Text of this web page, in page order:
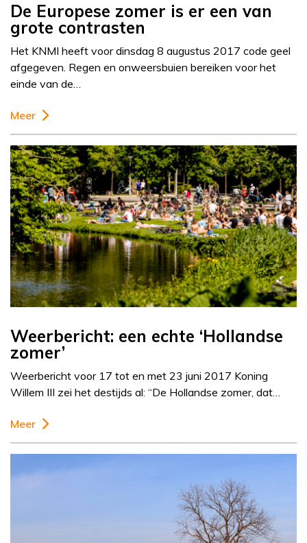
De Europese zomer is er een van
grote contrasten
Het KNMI heeft voor dinsdag 8 augustus 2017 code geel
afgegeven. Regen en onweersbuien bereiken voor het
einde van de…
Meer
Weerbericht: een echte ‘Hollandse
zomer’
Weerbericht voor 17 tot en met 23 juni 2017 Koning
Willem III zei het destijds al: “De Hollandse zomer, dat…
Meer